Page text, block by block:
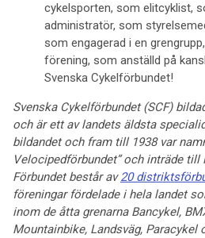
cykelsporten, som elitcyklist,
administratör, som
som engagerad i en
förening, som anställd på
Svenska Cykelförbundet!
Svenska Cykelförbundet (SCF)
och är ett av landets äldsta
bildandet och fram till 1938 var
Velocipedförbundet” och inträde till
Förbundet består av20
föreningar fördelade i hela landet
inom de åtta grenarna Bancykel,
Mountainbike, Landsväg, Paracykel